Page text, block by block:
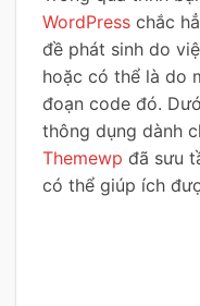
WordPress chắc
đề phát sinh do
hoặc có thể là do
đoạn code đó.
thông dụng dành
Themewp đã sưu
có thể giúp ích